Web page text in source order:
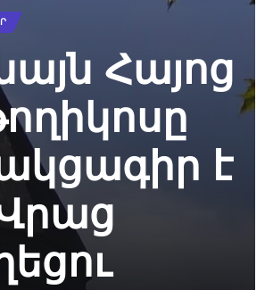
Հայոց
է
Վրաց